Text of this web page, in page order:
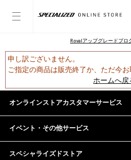
Rovalアップグレードプロ
申し訳ございません。
ご指定の商品は販売終了か、ただ今お
ホームへ戻
オンラインストアカスタマーサービス
イベント・その他サービス
スペシャライズドストア